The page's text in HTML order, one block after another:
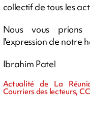
collectif de tous les
Nous vous prions
l'expression de notre
Ibrahim Patel
Actualité de La
Courriers des lecteurs,